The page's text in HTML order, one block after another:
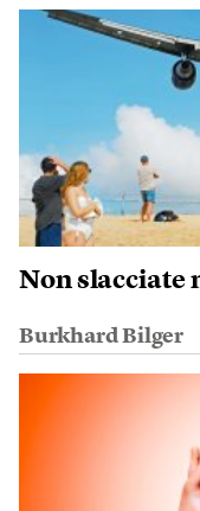
Non slacciate
Burkhard Bilger